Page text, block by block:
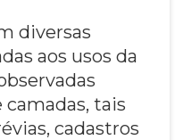
diversas
aos usos da
camadas, tais
cadastros